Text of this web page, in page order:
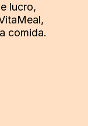
lucro,
comida.